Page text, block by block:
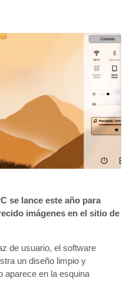
se lance este año para
imágenes en el sitio de
de usuario, el software
un diseño limpio y
aparece en la esquina